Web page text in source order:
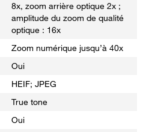
8x, zoom arrière optique 2x ;
amplitude du zoom de qualité
optique : 16x
Zoom numérique jusqu’à 40x
Oui
HEIF; JPEG
True tone
Oui